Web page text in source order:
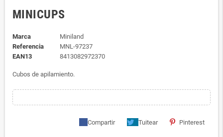
MINICUPS
Marca
Miniland
Referencia
MNL-97237
EAN13
8413082972370
Cubos de apilamiento.
Compartir Tuitear Pinterest